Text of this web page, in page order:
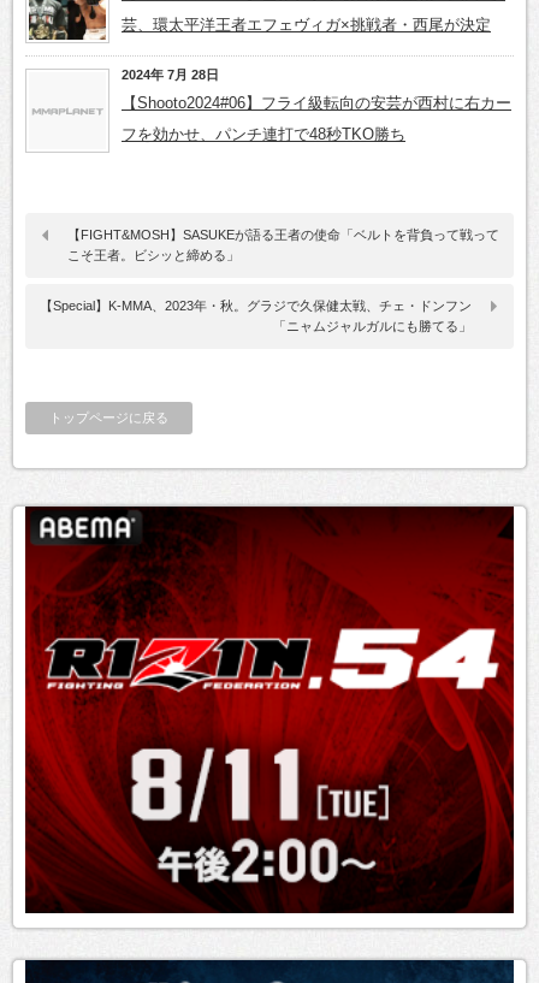
芸、環太平洋王者エフェヴィガ×挑戦者・西尾が決定
2024年 7月 28日
【Shooto2024#06】フライ級転向の安芸が西村に右カー
フを効かせ、パンチ連打で48秒TKO勝ち
【FIGHT&MOSH】SASUKEが語る王者の使命「ベルトを背負って戦って
こそ王者。ビシッと締める」
【Special】K-MMA、2023年・秋。グラジで久保健太戦、チェ・ドンフン
「ニャムジャルガルにも勝てる」
トップページに戻る